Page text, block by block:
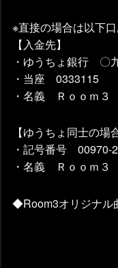
※直接の場合は以下
【入金先】
・ゆうちょ銀行 〇
・当座 0333115
・名義 Ｒｏｏｍ
【ゆうちょ同士の場
・記号番号 00970-
・名義 Ｒｏｏｍ
◆Room3オリジナル